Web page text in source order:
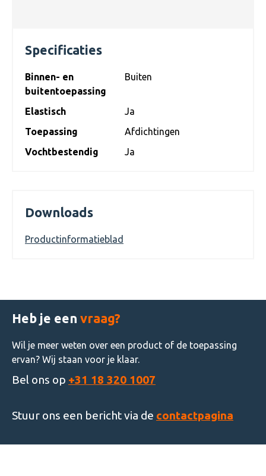
Specificaties
Binnen- en
buitentoepassing
Buiten
Elastisch
Ja
Toepassing
Afdichtingen
Vochtbestendig
Ja
Downloads
Productinformatieblad
Heb je een vraag?
Wil je meer weten over een product of de toepassing
ervan? Wij staan voor je klaar.
Bel ons op +31 18 320 1007
Stuur ons een bericht via de contactpagina